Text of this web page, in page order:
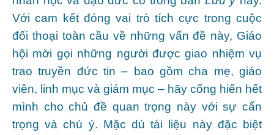
Với cam kết đóng vai trò tích cực trong cuộc
đối thoại toàn cầu về những vấn đề này, Giáo
hội mời gọi những người được giao nhiệm vụ
trao truyền đức tin – bao gồm cha mẹ, giáo
viên, linh mục và giám mục – hãy cống hiến hết
mình cho chủ đề quan trọng này với sự cẩn
trọng và chú ý. Mặc dù tài liệu này đặc biệt